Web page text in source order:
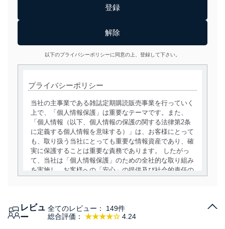
以下のプライバシーポリシーに同意の上、登録して下さい。
プライバシーポリシー
当社の主事業である雑誌定期購読販売事業を行っていく
上で、「個人情報保護」は重要なテーマです。また、
「個人情報（以下、個人情報の保護の関する法律第2条
に定義する個人情報を意味する）」は、お客様にとって
も、取り扱う当社にとっても重要な情報資産であり、確
実に保護することは重要な責務であります。 したがっ
て、当社は「個人情報保護」のための全社的な取り組み
を実施し、お客様への「安心」の提供及び社会的責任の
当社は、個人情報の取得・利用・提供に際して、その利
レビュ
ー
総合評価： ★★★★☆ 4.24
全てのレビュー： 149件